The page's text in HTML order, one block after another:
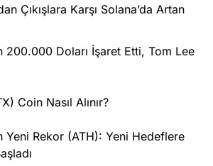
Çıkışlara Karşı Solana’da Artan
200.000 Doları İşaret Etti, Tom Lee
Coin Nasıl Alınır?
Yeni Rekor (ATH): Yeni Hedeflere